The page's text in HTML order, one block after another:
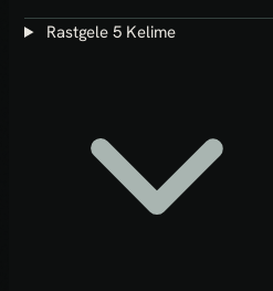
Rastgele 5 Kelime